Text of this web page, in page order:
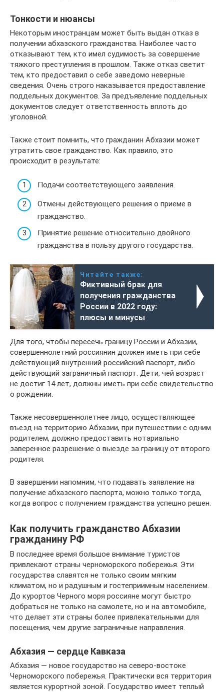
Тонкости и нюансы
Некоторым иностранцам может быть выдан отказ в
получении абхазского гражданства. Наиболее часто
отказывают тем, кто имел судимость за совершение
тяжкого преступления в прошлом. Также отказ светит
тем, кто предоставил о себе заведомо неверные
сведения. Очень строго наказывается предоставление
поддельных документов. За предъявление поддельных
документов следует ответственность вплоть до
уголовной.
Также стоит помнить, что гражданин Абхазии может
утратить свое гражданство. Как правило, это
происходит в результате:
Подачи соответствующего заявления.
Отмены действующего решения о приеме в
гражданство.
Принятие решение относительно двойного
гражданства в пользу другого государства.
Читайте также:
Фиктивный брак для
получения гражданства
России в 2022 году:
плюсы и минусы
Для того, чтобы пересечь границу России и Абхазии,
совершеннолетний россиянин должен иметь при себе
действующий внутренний российский паспорт, либо
действующий заграничный паспорт. Дети, чей возраст
не достиг 14 лет, должны иметь при себе свидетельство
о рождении.
Также несовершеннолетнее лицо, осуществляющее
въезд на территорию Абхазии, при путешествии с одним
родителем, должно предоставить нотариально
заверенное разрешение о выезде за границу от второго
родителя.
В завершении напомним, что подавать заявление на
получение абхазского паспорта, можно только тогда,
когда вопрос с получением гражданства успешно решен.
Как получить гражданство Абхазии
гражданину РФ
В последнее время большое внимание туристов
привлекают страны черноморского побережья. Эти
государства славятся не только своим мягким
климатом, но и радушным и гостеприимным населением.
До курортов Черного моря россияне могут быстро
добраться не только на самолете, но и на автомобиле,
что делает эти страны более привлекательными для
посещения, чем другие заграничные направления.
Абхазия — сердце Кавказа
Абхазия — новое государство на северо-востоке
Черноморского побережья. Практически вся территория
является курортной зоной. Государство имеет теплый